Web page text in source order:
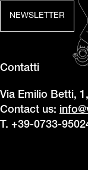
NEWSLETTER
Contatti
Via Emilio Betti,
Contact us:
T. +39-0733-